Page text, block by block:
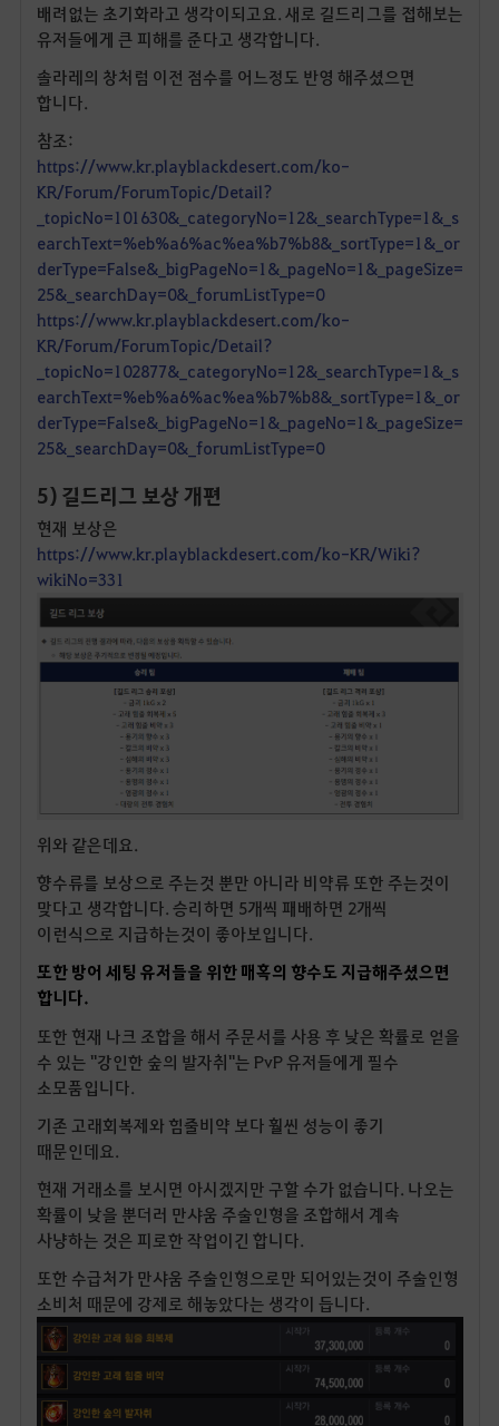
배려없는 초기화라고 생각이되고요. 새로 길드리그를 접해보는
유저들에게 큰 피해를 준다고 생각합니다.
솔라레의 창처럼 이전 점수를 어느정도 반영 해주셨으면
합니다.
참조:
https://www.kr.playblackdesert.com/ko-
KR/Forum/ForumTopic/Detail?
_topicNo=101630&_categoryNo=12&_searchType=1&_s
earchText=%eb%a6%ac%ea%b7%b8&_sortType=1&_or
derType=False&_bigPageNo=1&_pageNo=1&_pageSize=
25&_searchDay=0&_forumListType=0
https://www.kr.playblackdesert.com/ko-
KR/Forum/ForumTopic/Detail?
_topicNo=102877&_categoryNo=12&_searchType=1&_s
earchText=%eb%a6%ac%ea%b7%b8&_sortType=1&_or
derType=False&_bigPageNo=1&_pageNo=1&_pageSize=
25&_searchDay=0&_forumListType=0
5) 길드리그 보상 개편
현재 보상은
https://www.kr.playblackdesert.com/ko-KR/Wiki?
wikiNo=331
위와 같은데요.
향수류를 보상으로 주는것 뿐만 아니라 비약류 또한 주는것이
맞다고 생각합니다. 승리하면 5개씩 패배하면 2개씩
이런식으로 지급하는것이 좋아보입니다.
또한 방어 세팅 유저들을 위한 매혹의 향수도 지급해주셨으면
합니다.
또한 현재 나크 조합을 해서 주문서를 사용 후 낮은 확률로 얻을
수 있는 "강인한 숲의 발자취"는 PvP 유저들에게 필수
소모품입니다.
기존 고래회복제와 힘줄비약 보다 훨씬 성능이 좋기
때문인데요.
현재 거래소를 보시면 아시겠지만 구할 수가 없습니다. 나오는
확률이 낮을 뿐더러 만샤움 주술인형을 조합해서 계속
사냥하는 것은 피로한 작업이긴 합니다.
또한 수급처가 만샤움 주술인형으로만 되어있는것이 주술인형
소비처 때문에 강제로 해놓았다는 생각이 듭니다.